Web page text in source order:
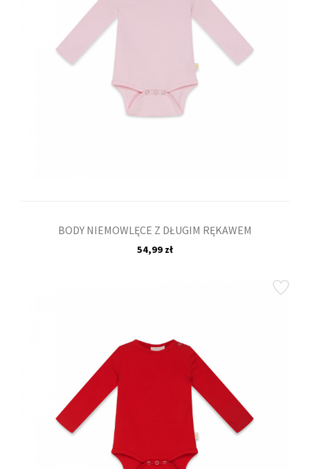
BODY NIEMOWLĘCE Z DŁUGIM RĘKAWEM
54,99 zł